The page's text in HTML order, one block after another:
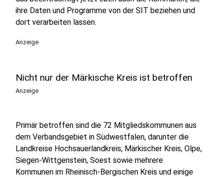
ihre Daten und Programme von der SIT beziehen und
dort verarbeiten lassen.
Anzeige
Nicht nur der Märkische Kreis ist betroffen
Anzeige
Primär betroffen sind die 72 Mitgliedskommunen aus
dem Verbandsgebiet in Südwestfalen, darunter die
Landkreise Hochsauerlandkreis, Märkischer Kreis, Olpe,
Siegen-Wittgenstein, Soest sowie mehrere
Kommunen im Rheinisch-Bergischen Kreis und einige